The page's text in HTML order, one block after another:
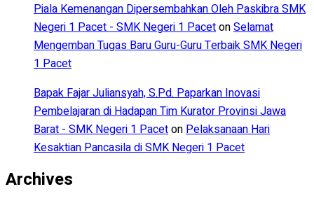
Piala Kemenangan Dipersembahkan Oleh Paskibra SMK
Negeri 1 Pacet - SMK Negeri 1 PacetonSelamat
Mengemban Tugas Baru Guru-Guru Terbaik SMK Negeri
1 Pacet
Bapak Fajar Juliansyah, S.Pd. Paparkan Inovasi
Pembelajaran di Hadapan Tim Kurator Provinsi Jawa
Barat - SMK Negeri 1 PacetonPelaksanaan Hari
Kesaktian Pancasila di SMK Negeri 1 Pacet
Archives